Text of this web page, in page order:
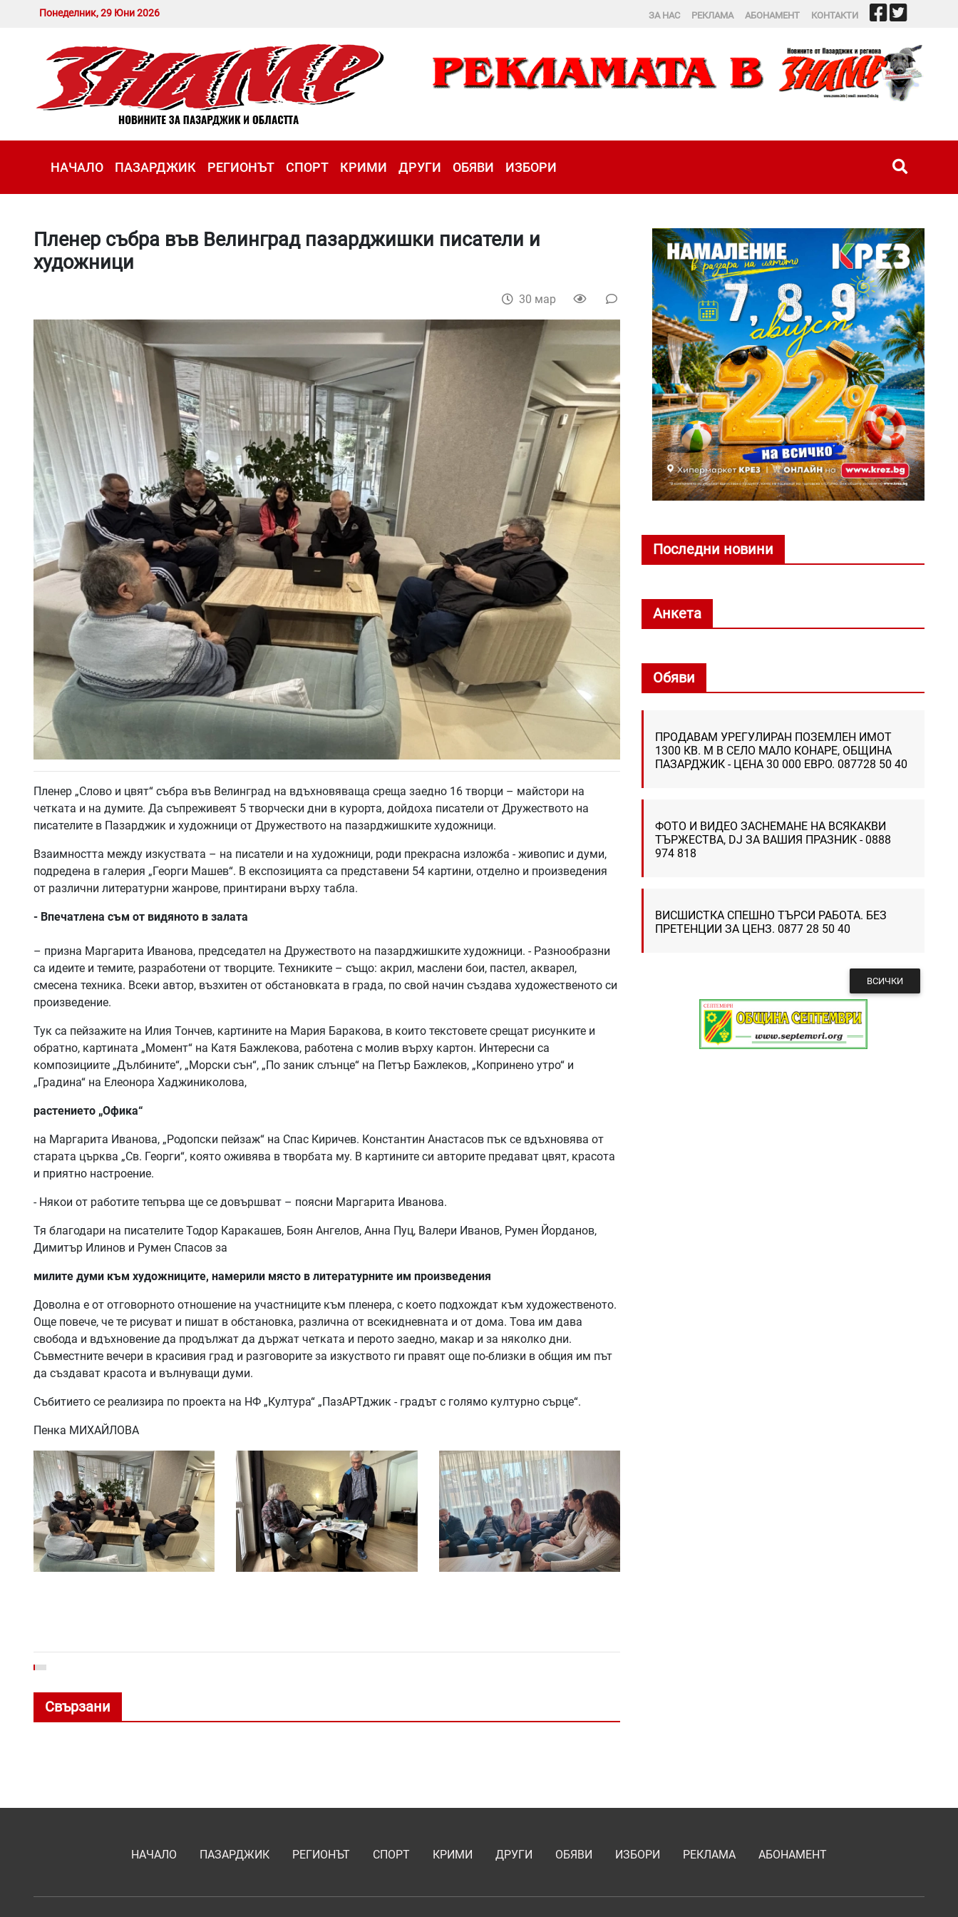
Понеделник, 29 Юни 2026 ЗА НАС РЕКЛАМА АБОНАМЕНТ КОНТАКТИ
НАЧАЛО ПАЗАРДЖИК РЕГИОНЪТ СПОРТ КРИМИ ДРУГИ ОБЯВИ ИЗБОРИ
Пленер събра във Велинград пазарджишки писатели и
художници
30 мар
Пленер „Слово и цвят“ събра във Велинград на вдъхновяваща среща заедно 16 творци – майстори на
четката и на думите. Да съпреживеят 5 творчески дни в курорта, дойдоха писатели от Дружеството на
писателите в Пазарджик и художници от Дружеството на пазарджишките художници.
Взаимността между изкуствата – на писатели и на художници, роди прекрасна изложба - живопис и думи,
подредена в галерия „Георги Машев“. В експозицията са представени 54 картини, отделно и произведения
от различни литературни жанрове, принтирани върху табла.
- Впечатлена съм от видяното в залата
– призна Маргарита Иванова, председател на Дружеството на пазарджишките художници. - Разнообразни
са идеите и темите, разработени от творците. Техниките – също: акрил, маслени бои, пастел, акварел,
смесена техника. Всеки автор, възхитен от обстановката в града, по свой начин създава художественото си
произведение.
Тук са пейзажите на Илия Тончев, картините на Мария Баракова, в които текстовете срещат рисунките и
обратно, картината „Момент“ на Катя Бажлекова, работена с молив върху картон. Интересни са
композициите „Дълбините“, „Морски сън“, „По заник слънце“ на Петър Бажлеков, „Копринено утро“ и
„Градина“ на Елеонора Хаджиниколова,
растението „Офика“
на Маргарита Иванова, „Родопски пейзаж“ на Спас Киричев. Константин Анастасов пък се вдъхновява от
старата църква „Св. Георги“, която оживява в творбата му. В картините си авторите предават цвят, красота
и приятно настроение.
- Някои от работите тепърва ще се довършват – поясни Маргарита Иванова.
Тя благодари на писателите Тодор Каракашев, Боян Ангелов, Анна Пуц, Валери Иванов, Румен Йорданов,
Димитър Илинов и Румен Спасов за
милите думи към художниците, намерили място в литературните им произведения
Доволна е от отговорното отношение на участниците към пленера, с което подхождат към художественото.
Още повече, че те рисуват и пишат в обстановка, различна от всекидневната и от дома. Това им дава
свобода и вдъхновение да продължат да държат четката и перото заедно, макар и за няколко дни.
Съвместните вечери в красивия град и разговорите за изкуството ги правят още по-близки в общия им път
да създават красота и вълнуващи думи.
Събитието се реализира по проекта на НФ „Култура“ „ПазАРТджик - градът с голямо културно сърце“.
Пенка МИХАЙЛОВА
Свързани
Последни новини
Анкета
Обяви
ПРОДАВАМ УРЕГУЛИРАН ПОЗЕМЛЕН ИМОТ
1300 КВ. М В СЕЛО МАЛО КОНАРЕ, ОБЩИНА
ПАЗАРДЖИК - ЦЕНА 30 000 ЕВРО. 087728 50 40
ФОТО И ВИДЕО ЗАСНЕМАНЕ НА ВСЯКАКВИ
ТЪРЖЕСТВА, DJ ЗА ВАШИЯ ПРАЗНИК - 0888
974 818
ВИСШИСТКА СПЕШНО ТЪРСИ РАБОТА. БЕЗ
ПРЕТЕНЦИИ ЗА ЦЕНЗ. 0877 28 50 40
ВСИЧКИ
НАЧАЛО ПАЗАРДЖИК РЕГИОНЪТ СПОРТ КРИМИ ДРУГИ ОБЯВИ ИЗБОРИ РЕКЛАМА АБОНАМЕНТ